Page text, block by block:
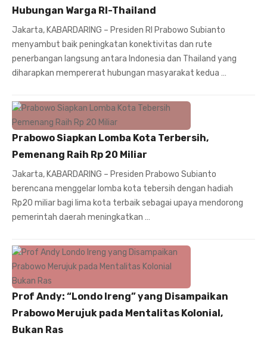
Hubungan Warga RI-Thailand
Jakarta, KABARDARING – Presiden RI Prabowo Subianto
menyambut baik peningkatan konektivitas dan rute
penerbangan langsung antara Indonesia dan Thailand yang
diharapkan mempererat hubungan masyarakat kedua …
Prabowo Siapkan Lomba Kota Terbersih,
Pemenang Raih Rp 20 Miliar
Jakarta, KABARDARING – Presiden Prabowo Subianto
berencana menggelar lomba kota tebersih dengan hadiah
Rp20 miliar bagi lima kota terbaik sebagai upaya mendorong
pemerintah daerah meningkatkan …
Prof Andy: “Londo Ireng” yang Disampaikan
Prabowo Merujuk pada Mentalitas Kolonial,
Bukan Ras